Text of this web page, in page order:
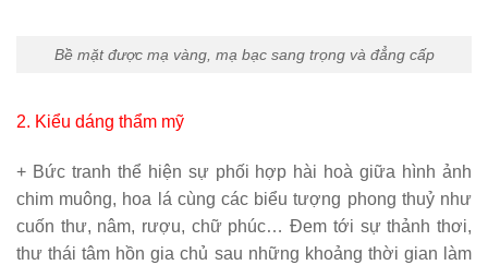
Bề mặt được mạ vàng, mạ bạc sang trọng và đẳng cấp
2. Kiểu dáng thẩm mỹ
+ Bức tranh thể hiện sự phối hợp hài hoà giữa hình ảnh
chim muông, hoa lá cùng các biểu tượng phong thuỷ như
cuốn thư, nâm, rượu, chữ phúc… Đem tới sự thảnh thơi,
thư thái tâm hồn gia chủ sau những khoảng thời gian làm